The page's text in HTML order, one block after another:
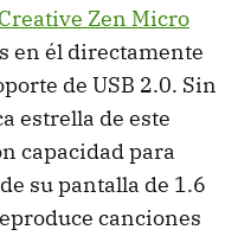
Creative Zen Micro
en él directamente
de USB 2.0. Sin
estrella de este
capacidad para
su pantalla de 1.6
canciones